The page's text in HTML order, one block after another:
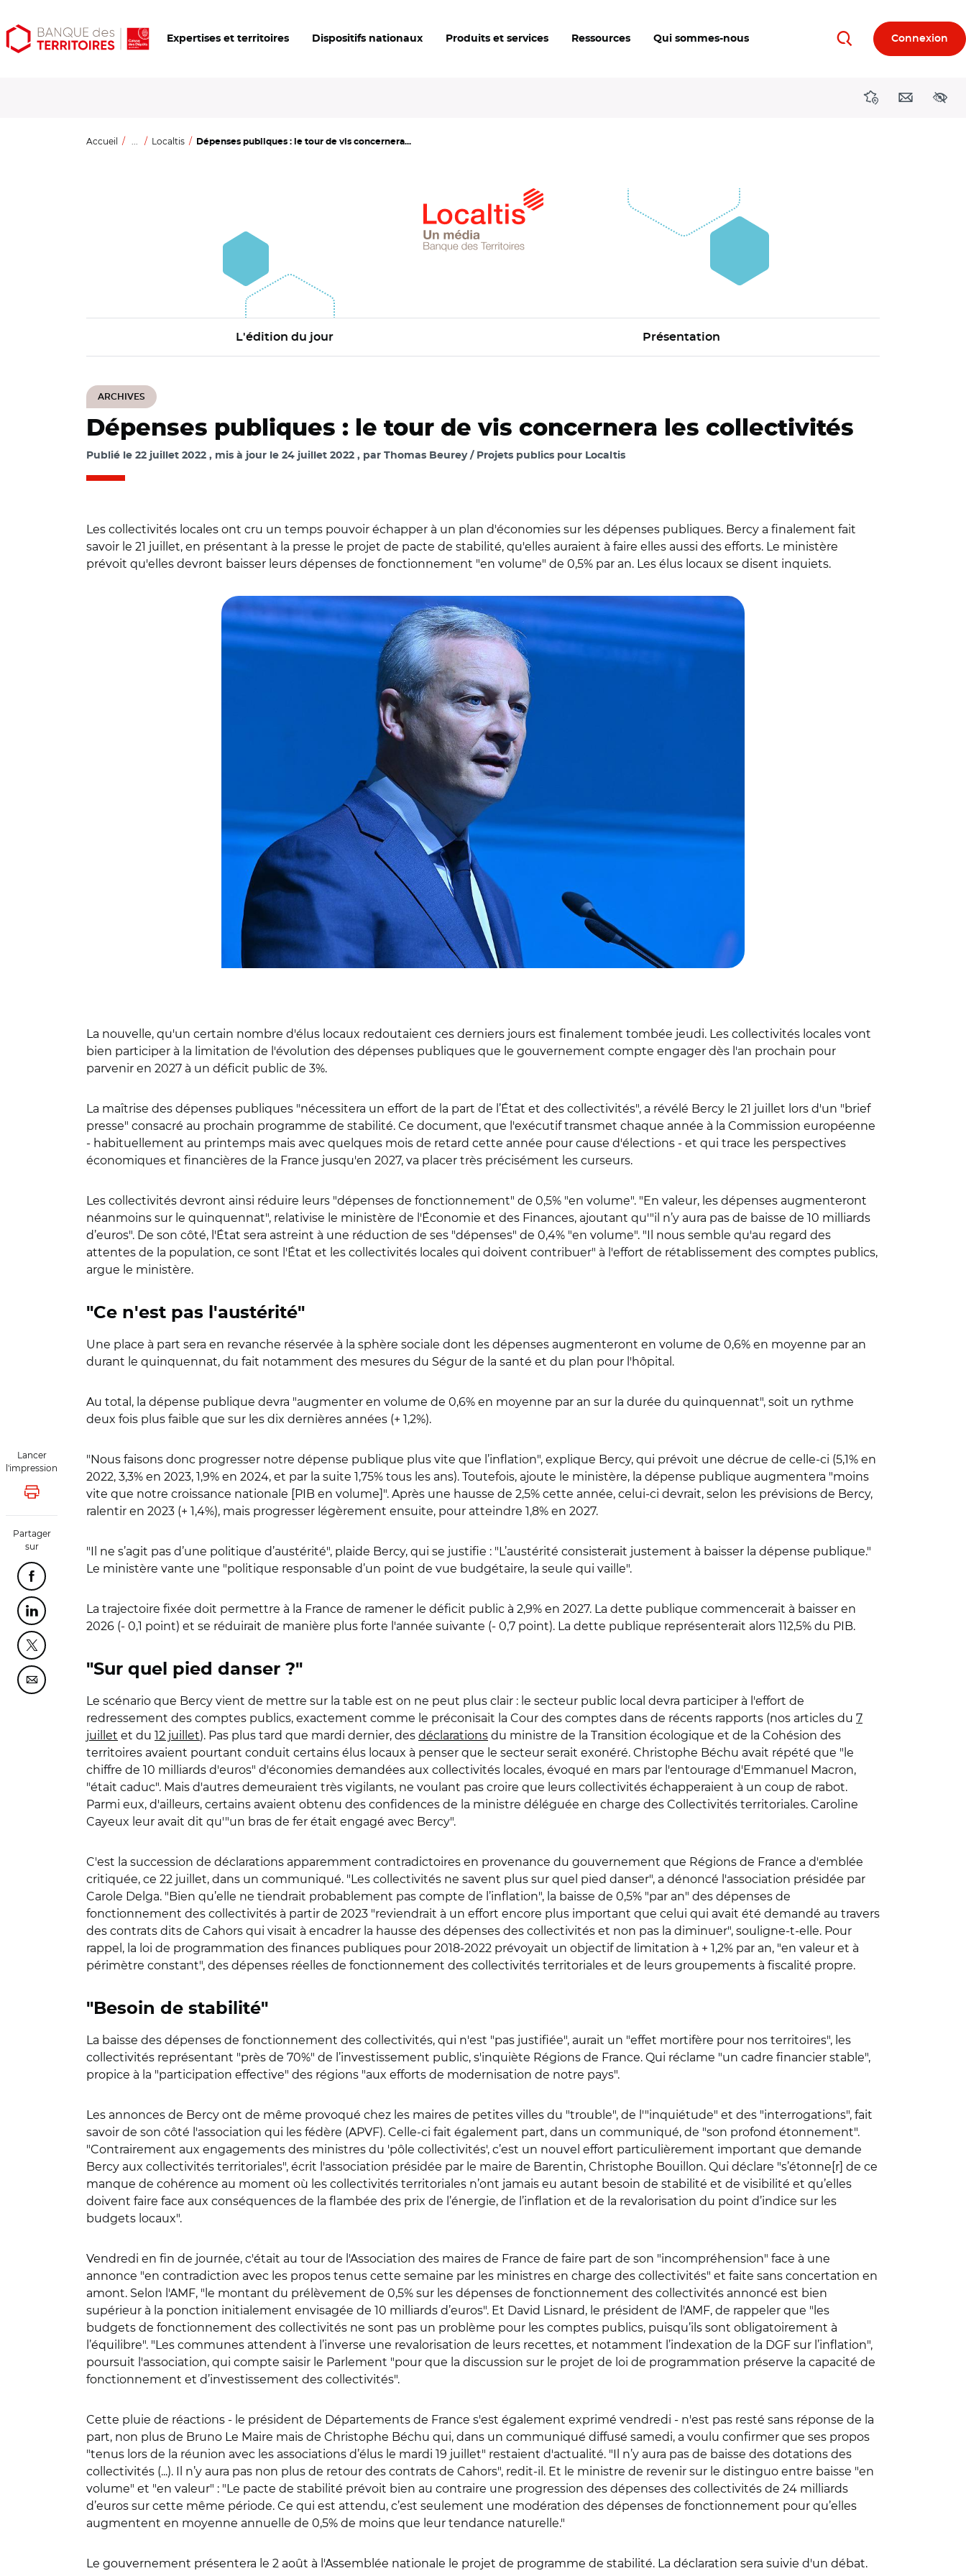
Aller
au
Aller
au
Ouvrir
les
Expertises et territoires Dispositifs nationaux Produits et services Ressources Qui sommes-nous RechercherConnexion
DirectionsContact
Accueil ... Localtis Dépenses publiques : le tour de vis concernera...
L'édition du jour Présentation
ARCHIVES
Lancer
l'impression
Lancer l'impression
Partager
sur
Partager cette page sur Facebook
Partager cette page sur Linkedin
Partager cette page sur Twitter
Partager cette page sur Courriel
Dépenses publiques : le tour de vis concernera les collectivités
Publié le 22 juillet 2022 mis à jour le 24 juillet 2022 par Thomas Beurey / Projets publics pour Localtis
Les collectivités locales ont cru un temps pouvoir échapper à un plan d'économies sur les dépenses publiques. Bercy a finalement fait
savoir le 21 juillet, en présentant à la presse le projet de pacte de stabilité, qu'elles auraient à faire elles aussi des efforts. Le ministère
prévoit qu'elles devront baisser leurs dépenses de fonctionnement "en volume" de 0,5% par an. Les élus locaux se disent inquiets.
La nouvelle, qu'un certain nombre d'élus locaux redoutaient ces derniers jours est finalement tombée jeudi. Les collectivités locales vont
bien participer à la limitation de l'évolution des dépenses publiques que le gouvernement compte engager dès l'an prochain pour
parvenir en 2027 à un déficit public de 3%.
La maîtrise des dépenses publiques "nécessitera un effort de la part de l’État et des collectivités", a révélé Bercy le 21 juillet lors d'un "brief
presse" consacré au prochain programme de stabilité. Ce document, que l'exécutif transmet chaque année à la Commission européenne
- habituellement au printemps mais avec quelques mois de retard cette année pour cause d'élections - et qui trace les perspectives
économiques et financières de la France jusqu'en 2027, va placer très précisément les curseurs.
Les collectivités devront ainsi réduire leurs "dépenses de fonctionnement" de 0,5% "en volume". "En valeur, les dépenses augmenteront
néanmoins sur le quinquennat", relativise le ministère de l'Économie et des Finances, ajoutant qu'"il n’y aura pas de baisse de 10 milliards
d’euros". De son côté, l'État sera astreint à une réduction de ses "dépenses" de 0,4% "en volume". "Il nous semble qu'au regard des
attentes de la population, ce sont l'État et les collectivités locales qui doivent contribuer" à l'effort de rétablissement des comptes publics,
argue le ministère.
"Ce n'est pas l'austérité"
Une place à part sera en revanche réservée à la sphère sociale dont les dépenses augmenteront en volume de 0,6% en moyenne par an
durant le quinquennat, du fait notamment des mesures du Ségur de la santé et du plan pour l'hôpital.
Au total, la dépense publique devra "augmenter en volume de 0,6% en moyenne par an sur la durée du quinquennat", soit un rythme
deux fois plus faible que sur les dix dernières années (+ 1,2%).
"Nous faisons donc progresser notre dépense publique plus vite que l’inflation", explique Bercy, qui prévoit une décrue de celle-ci (5,1% en
2022, 3,3% en 2023, 1,9% en 2024, et par la suite 1,75% tous les ans). Toutefois, ajoute le ministère, la dépense publique augmentera "moins
vite que notre croissance nationale [PIB en volume]". Après une hausse de 2,5% cette année, celui-ci devrait, selon les prévisions de Bercy,
ralentir en 2023 (+ 1,4%), mais progresser légèrement ensuite, pour atteindre 1,8% en 2027.
"Il ne s’agit pas d’une politique d’austérité", plaide Bercy, qui se justifie : "L’austérité consisterait justement à baisser la dépense publique."
Le ministère vante une "politique responsable d’un point de vue budgétaire, la seule qui vaille".
La trajectoire fixée doit permettre à la France de ramener le déficit public à 2,9% en 2027. La dette publique commencerait à baisser en
2026 (- 0,1 point) et se réduirait de manière plus forte l'année suivante (- 0,7 point). La dette publique représenterait alors 112,5% du PIB.
"Sur quel pied danser ?"
Le scénario que Bercy vient de mettre sur la table est on ne peut plus clair : le secteur public local devra participer à l'effort de
redressement des comptes publics, exactement comme le préconisait la Cour des comptes dans de récents rapports (nos articles du 7
juillet et du 12 juillet). Pas plus tard que mardi dernier, des déclarations du ministre de la Transition écologique et de la Cohésion des
territoires avaient pourtant conduit certains élus locaux à penser que le secteur serait exonéré. Christophe Béchu avait répété que "le
chiffre de 10 milliards d'euros" d'économies demandées aux collectivités locales, évoqué en mars par l'entourage d'Emmanuel Macron,
"était caduc". Mais d'autres demeuraient très vigilants, ne voulant pas croire que leurs collectivités échapperaient à un coup de rabot.
Parmi eux, d'ailleurs, certains avaient obtenu des confidences de la ministre déléguée en charge des Collectivités territoriales. Caroline
Cayeux leur avait dit qu'"un bras de fer était engagé avec Bercy".
C'est la succession de déclarations apparemment contradictoires en provenance du gouvernement que Régions de France a d'emblée
critiquée, ce 22 juillet, dans un communiqué. "Les collectivités ne savent plus sur quel pied danser", a dénoncé l'association présidée par
Carole Delga. "Bien qu’elle ne tiendrait probablement pas compte de l’inflation", la baisse de 0,5% "par an" des dépenses de
fonctionnement des collectivités à partir de 2023 "reviendrait à un effort encore plus important que celui qui avait été demandé au travers
des contrats dits de Cahors qui visait à encadrer la hausse des dépenses des collectivités et non pas la diminuer", souligne-t-elle. Pour
rappel, la loi de programmation des finances publiques pour 2018-2022 prévoyait un objectif de limitation à + 1,2% par an, "en valeur et à
périmètre constant", des dépenses réelles de fonctionnement des collectivités territoriales et de leurs groupements à fiscalité propre.
"Besoin de stabilité"
La baisse des dépenses de fonctionnement des collectivités, qui n'est "pas justifiée", aurait un "effet mortifère pour nos territoires", les
collectivités représentant "près de 70%" de l’investissement public, s'inquiète Régions de France. Qui réclame "un cadre financier stable",
propice à la "participation effective" des régions "aux efforts de modernisation de notre pays".
Les annonces de Bercy ont de même provoqué chez les maires de petites villes du "trouble", de l'"inquiétude" et des "interrogations", fait
savoir de son côté l'association qui les fédère (APVF). Celle-ci fait également part, dans un communiqué, de "son profond étonnement".
"Contrairement aux engagements des ministres du 'pôle collectivités', c’est un nouvel effort particulièrement important que demande
Bercy aux collectivités territoriales", écrit l'association présidée par le maire de Barentin, Christophe Bouillon. Qui déclare "s’étonne[r] de ce
manque de cohérence au moment où les collectivités territoriales n’ont jamais eu autant besoin de stabilité et de visibilité et qu’elles
doivent faire face aux conséquences de la flambée des prix de l’énergie, de l’inflation et de la revalorisation du point d’indice sur les
budgets locaux".
Vendredi en fin de journée, c'était au tour de l'Association des maires de France de faire part de son "incompréhension" face à une
annonce "en contradiction avec les propos tenus cette semaine par les ministres en charge des collectivités" et faite sans concertation en
amont. Selon l'AMF, "le montant du prélèvement de 0,5% sur les dépenses de fonctionnement des collectivités annoncé est bien
supérieur à la ponction initialement envisagée de 10 milliards d’euros". Et David Lisnard, le président de l'AMF, de rappeler que "les
budgets de fonctionnement des collectivités ne sont pas un problème pour les comptes publics, puisqu’ils sont obligatoirement à
l’équilibre". "Les communes attendent à l’inverse une revalorisation de leurs recettes, et notamment l’indexation de la DGF sur l’inflation",
poursuit l'association, qui compte saisir le Parlement "pour que la discussion sur le projet de loi de programmation préserve la capacité de
fonctionnement et d’investissement des collectivités".
Cette pluie de réactions - le président de Départements de France s'est également exprimé vendredi - n'est pas resté sans réponse de la
part, non plus de Bruno Le Maire mais de Christophe Béchu qui, dans un communiqué diffusé samedi, a voulu confirmer que ses propos
"tenus lors de la réunion avec les associations d’élus le mardi 19 juillet" restaient d'actualité. "Il n’y aura pas de baisse des dotations des
collectivités (...). Il n’y aura pas non plus de retour des contrats de Cahors", redit-il. Et le ministre de revenir sur le distinguo entre baisse "en
volume" et "en valeur" : "Le pacte de stabilité prévoit bien au contraire une progression des dépenses des collectivités de 24 milliards
d’euros sur cette même période. Ce qui est attendu, c’est seulement une modération des dépenses de fonctionnement pour qu’elles
augmentent en moyenne annuelle de 0,5% de moins que leur tendance naturelle."
Le gouvernement présentera le 2 août à l'Assemblée nationale le projet de programme de stabilité. La déclaration sera suivie d'un débat.